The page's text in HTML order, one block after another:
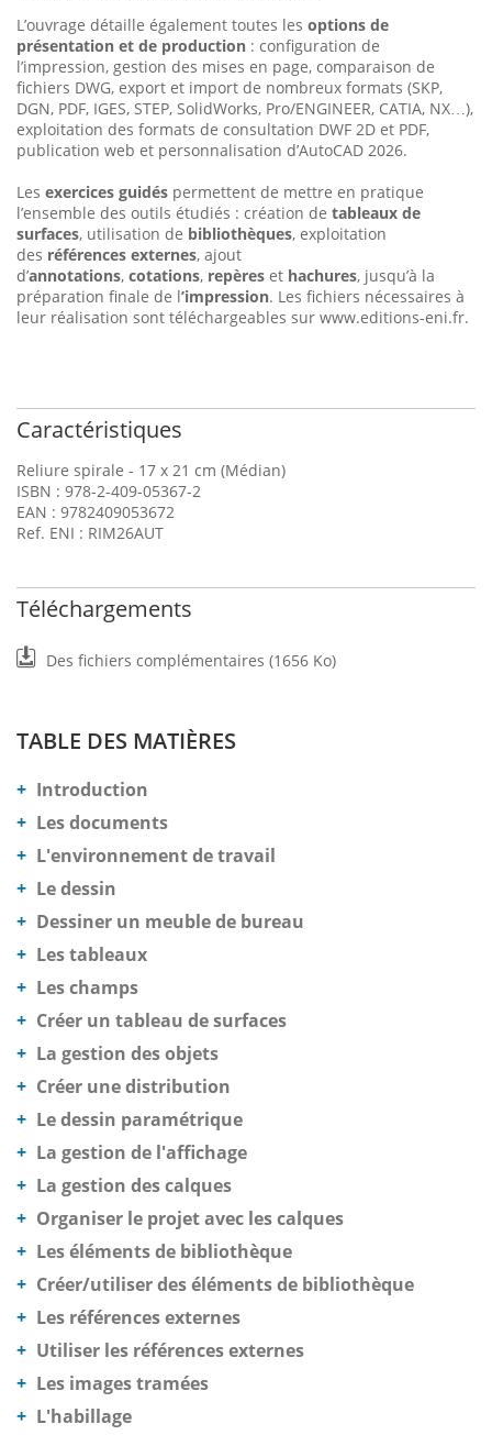
L’ouvrage détaille également toutes les options de
présentation et de production : configuration de
l’impression, gestion des mises en page, comparaison de
fichiers DWG, export et import de nombreux formats (SKP,
DGN, PDF, IGES, STEP, SolidWorks, Pro/ENGINEER, CATIA, NX…),
exploitation des formats de consultation DWF 2D et PDF,
publication web et personnalisation d’AutoCAD 2026.
Les exercices guidés permettent de mettre en pratique
l’ensemble des outils étudiés : création de tableaux de
surfaces, utilisation de bibliothèques, exploitation
des références externes, ajout
d’annotations, cotations, repères et hachures, jusqu’à la
préparation finale de l’impression. Les fichiers nécessaires à
leur réalisation sont téléchargeables sur www.editions-eni.fr.
Caractéristiques
Reliure spirale - 17 x 21 cm (Médian)
ISBN : 978-2-409-05367-2
EAN : 9782409053672
Ref. ENI : RIM26AUT
Téléchargements
Des fichiers complémentaires (1656 Ko)
TABLE DES MATIÈRES
Introduction
Les documents
L'environnement de travail
Le dessin
Dessiner un meuble de bureau
Les tableaux
Les champs
Créer un tableau de surfaces
La gestion des objets
Créer une distribution
Le dessin paramétrique
La gestion de l'affichage
La gestion des calques
Organiser le projet avec les calques
Les éléments de bibliothèque
Créer/utiliser des éléments de bibliothèque
Les références externes
Utiliser les références externes
Les images tramées
L'habillage